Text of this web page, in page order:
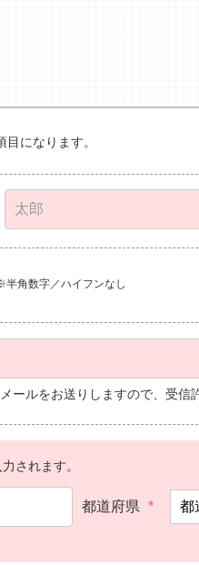
になります。
半角数字／ハイフンなし
ルをお送りしますので、受信
されます。
都道府県 *